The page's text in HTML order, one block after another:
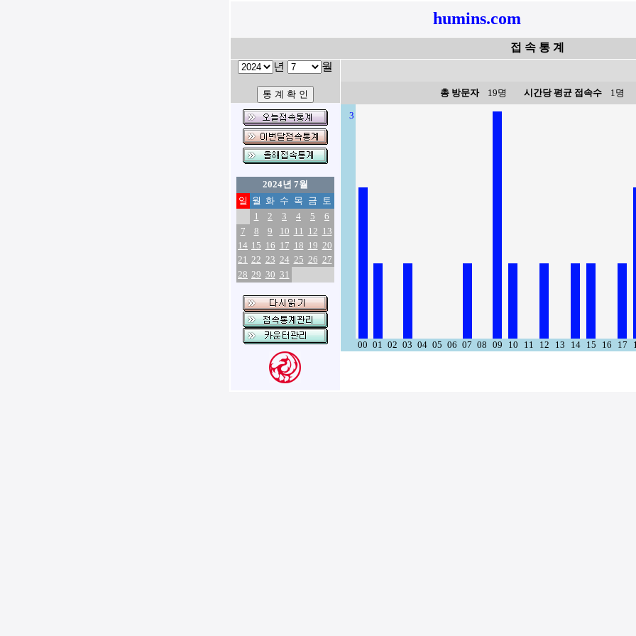
humins.com
접 속 통 계
년 월
2024년 7월
일 월 화 수 목 금 토
1
2 3 4 5
6
7
8 9 10 11 12 13
14 15 16 17 18 19 20
21 22 23 24 25 26 27
28 29 30 31
총 방문자19명 시간당 평균 접속수1명
3
00 01 02 03 04 05 06 07 08 09 10 11 12 13 14 15 16 17